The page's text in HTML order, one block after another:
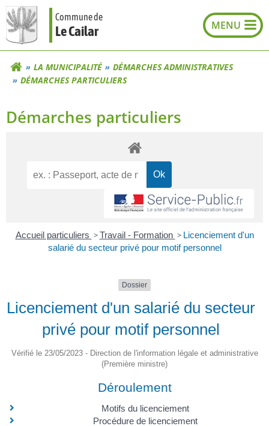
Aller
au
contenu
Commune de
Le Cailar
LA MUNICIPALITÉ
DÉMARCHES ADMINISTRATIVES
DÉMARCHES PARTICULIERS
Démarches particuliers
Accueil particuliers > Travail - Formation > Licenciement d'un
salarié du secteur privé pour motif personnel
Dossier
Licenciement d'un salarié du secteur
privé pour motif personnel
Vérifié le 23/05/2023 - Direction de l'information légale et administrative
(Première ministre)
Déroulement
Motifs du licenciement
Procédure de licenciement